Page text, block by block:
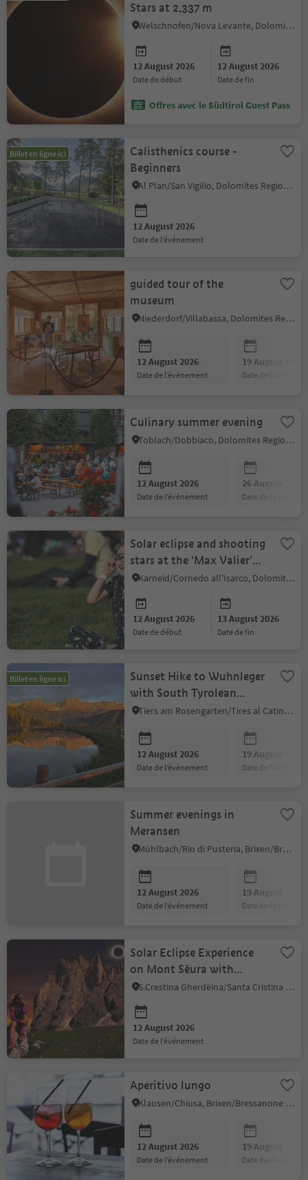
Stars at 2,337 m
Welschnofen/Nova Levante, Dolomites Region Eggental
12 August 2026
date de début
12 August 2026
date de fin
Offres avec le Südtirol Guest Pass
Billet en ligne ici
Calisthenics course -
Beginners
Al Plan/San Vigilio, Dolomites Region Kronplatz/Plan de Corones
12 August 2026
date de l’événement
guided tour of the
museum
Niederdorf/Villabassa, Dolomites Region 3 Zinnen
12 August 2026
date de l’événement
19 August 2026
date de
Culinary summer evening
Toblach/Dobbiaco, Dolomites Region 3 Zinnen
12 August 2026
date de l’événement
26 August 2026
date de
Solar eclipse and shooting
stars at the ‘Max Valier’
Observatory
Karneid/Cornedo all'Isarco, Dolomites Region Eggental
12 August 2026
date de début
13 August 2026
date de fin
Billet en ligne ici
Sunset Hike to Wuhnleger
with South Tyrolean
"Marende"
Tiers am Rosengarten/Tires al Catinaccio, Dolomites Region Seiser Alm
12 August 2026
date de l’événement
19 August 2026
date de
Summer evenings in
Meransen
Mühlbach/Rio di Pusteria, Brixen/Bressanone and environs
12 August 2026
date de l’événement
19 August 2026
date de
Solar Eclipse Experience
on Mont Sëura with
Aperitif
S.Crestina Gherdëina/Santa Cristina Val Gardana, Dolomites Region Val Gardena
12 August 2026
date de l’événement
Aperitivo lungo
Klausen/Chiusa, Brixen/Bressanone and environs
12 August 2026
date de l’événement
19 August 2026
date de